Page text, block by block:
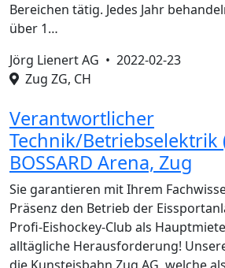
Bereichen tätig. Jedes Jahr
über 1…
Jörg Lienert AG • 2022-02-23
Zug ZG, CH
Verantwortlicher
Technik/Betriebselektrik
BOSSARD Arena, Zug
Sie garantieren mit Ihrem
Präsenz den Betrieb der
Profi-Eishockey-Club als
alltägliche Herausforderung!